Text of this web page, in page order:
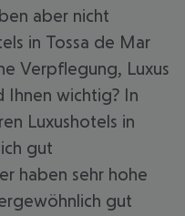
aber nicht
in Tossa de Mar
Verpflegung, Luxus
wichtig? In
Luxushotels in
gut
haben sehr hohe
gut